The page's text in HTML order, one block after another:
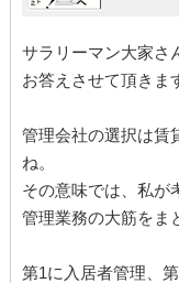
サラリーマン大家さ
お答えさせて頂きま
管理会社の選択は賃
ね。
その意味では、私が
管理業務の大筋をま
第1に入居者管理、